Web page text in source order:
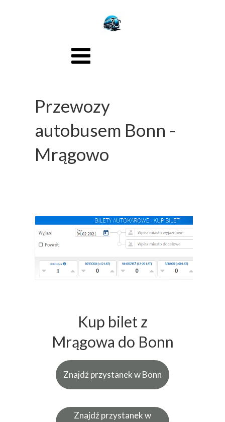
Znajdź przystanek w Bonn
Znajdź przystanek w
Kup bilet z
Mrągowa do Bonn
Przewozy
autobusem Bonn -
Mrągowo